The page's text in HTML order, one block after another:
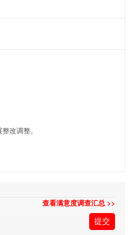
改调整。
查看满意度调查汇总 >>